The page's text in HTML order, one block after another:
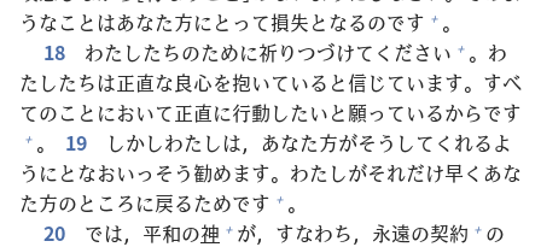
うなことはあなた方にとって損失となるのです + 。
18
わたしたちのために祈りつづけてください + 。わ
たしたちは正直な良心を抱いていると信じています。すべ
てのことにおいて正直に行動したいと願っているからです
+ 。 19 しかしわたしは，あなた方がそうしてくれるよ
うにとなおいっそう勧めます。わたしがそれだけ早くあな
た方のところに戻るためです + 。
20
では， 平和の神 + が，すなわち， 永遠の契約 + の